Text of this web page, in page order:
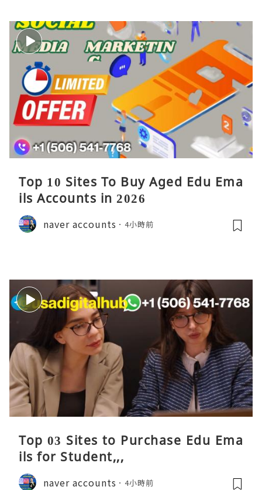
Top 10 Sites To Buy Aged Edu Ema
ils Accounts in 2026
naver accounts 4小時前
Top 03 Sites to Purchase Edu Ema
ils for Student,,,
naver accounts 4小時前